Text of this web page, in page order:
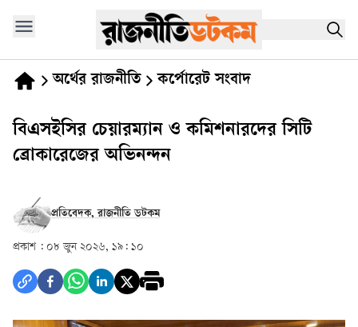
অর্থের রাজনীতি কর্পোরেট সংবাদ
বিএসইসির চেয়ারম্যান ও কমিশনারদের সিটি
ব্রোকারেজের অভিনন্দন
প্রতিবেদক, রাজনীতি ডটকম
প্রকাশ : ০৮ জুন ২০২৬, ১৯: ১০